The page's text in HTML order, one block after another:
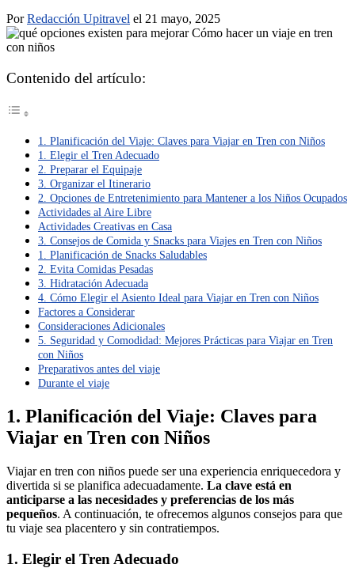
PorRedacción Upitravel el 21 mayo, 2025
Contenido del artículo:
1. Planificación del Viaje: Claves para Viajar en Tren con Niños
1. Elegir el Tren Adecuado
2. Preparar el Equipaje
3. Organizar el Itinerario
2. Opciones de Entretenimiento para Mantener a los Niños Ocupados
Actividades al Aire Libre
Actividades Creativas en Casa
3. Consejos de Comida y Snacks para Viajes en Tren con Niños
1. Planificación de Snacks Saludables
2. Evita Comidas Pesadas
3. Hidratación Adecuada
4. Cómo Elegir el Asiento Ideal para Viajar en Tren con Niños
Factores a Considerar
Consideraciones Adicionales
5. Seguridad y Comodidad: Mejores Prácticas para Viajar en Tren
con Niños
Preparativos antes del viaje
Durante el viaje
1. Planificación del Viaje: Claves para
Viajar en Tren con Niños
Viajar en tren con niños puede ser una experiencia enriquecedora y
divertida si se planifica adecuadamente. La clave está en
anticiparse a las necesidades y preferencias de los más
pequeños. A continuación, te ofrecemos algunos consejos para que
tu viaje sea placentero y sin contratiempos.
1. Elegir el Tren Adecuado